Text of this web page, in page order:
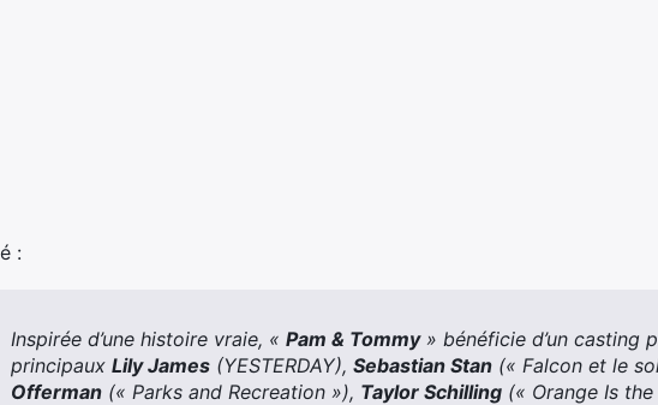
:
Inspirée d’une histoire vraie, « Pam & Tommy» bénéficie d’un casting
principaux Lily James (YESTERDAY), Sebastian Stan (« Falcon et le
Offerman (« Parks and Recreation »), Taylor Schilling (« Orange Is